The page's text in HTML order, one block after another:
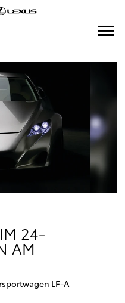
24-
AM
LF-A